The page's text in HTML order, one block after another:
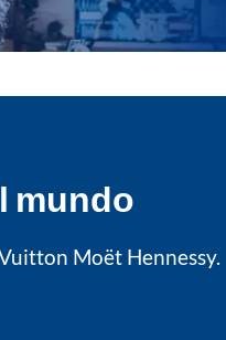
mundo
Moët Hennessy.